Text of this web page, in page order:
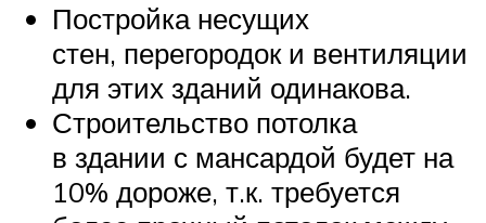
Постройка несущих
стен, перегородок и вентиляции
для этих зданий одинакова.
Строительство потолка
в здании с мансардой будет на
10% дороже, т.к. требуется